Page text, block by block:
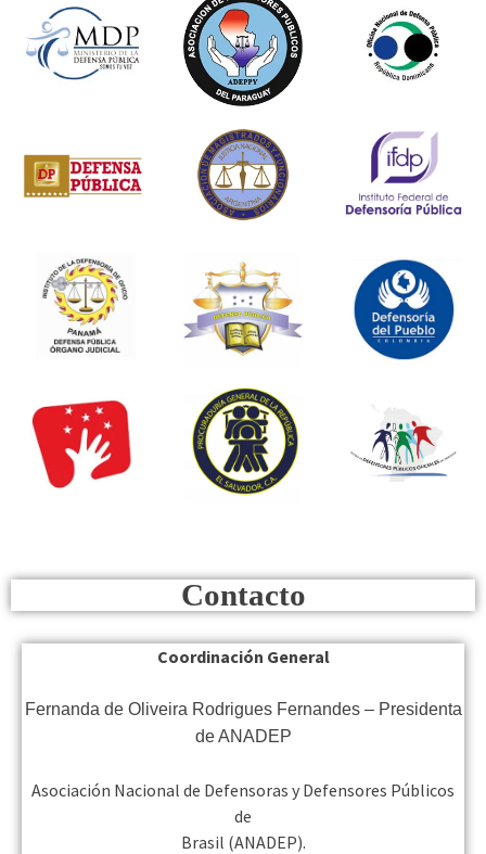
Contacto
Coordinación General
Fernanda de Oliveira Rodrigues Fernandes – Presidenta
de ANADEP
Asociación Nacional de Defensoras y Defensores Públicos
de
Brasil (ANADEP).